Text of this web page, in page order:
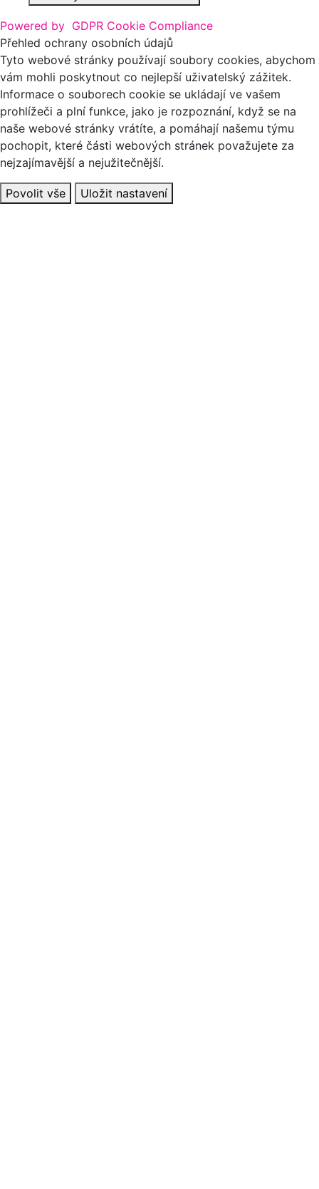
Powered by GDPR Cookie Compliance
Přehled ochrany osobních údajů
Tyto webové stránky používají soubory cookies, abychom
vám mohli poskytnout co nejlepší uživatelský zážitek.
Informace o souborech cookie se ukládají ve vašem
prohlížeči a plní funkce, jako je rozpoznání, když se na
naše webové stránky vrátíte, a pomáhají našemu týmu
pochopit, které části webových stránek považujete za
nejzajímavější a nejužitečnější.
Povolit vše Uložit nastavení